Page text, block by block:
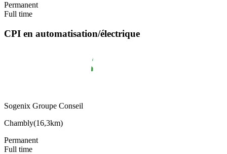
Permanent
Full time
CPI en automatisation/électrique
Sogenix Groupe Conseil
Chambly(16,3km)
Permanent
Full time